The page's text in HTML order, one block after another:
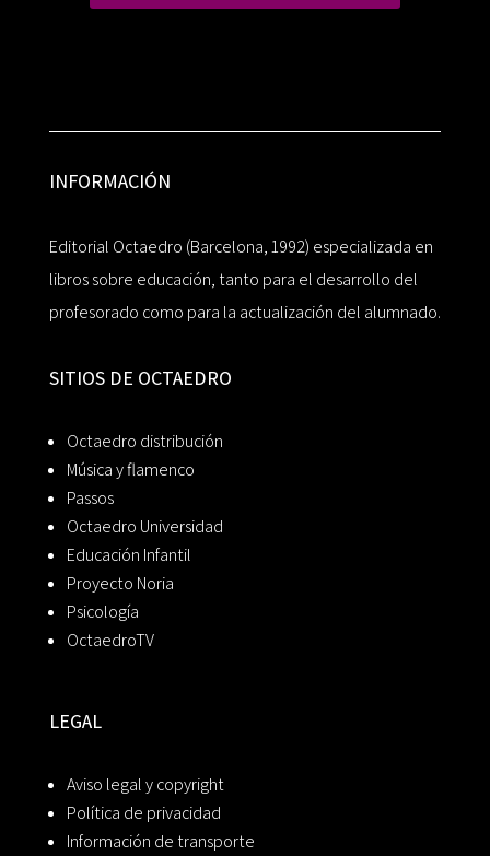
INFORMACIÓN
Editorial Octaedro (Barcelona, 1992) especializada en
libros sobre educación, tanto para el desarrollo del
profesorado como para la actualización del alumnado.
SITIOS DE OCTAEDRO
Octaedro distribución
Música y flamenco
Passos
Octaedro Universidad
Educación Infantil
Proyecto Noria
Psicología
OctaedroTV
LEGAL
Aviso legal y copyright
Política de privacidad
Información de transporte